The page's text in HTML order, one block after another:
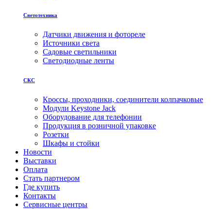
Светотехника
Датчики движения и фотореле
Источники света
Садовые светильники
Светодиодные ленты
СКС
Кроссы, проходники, соединители колпачковые
Модули Keystone Jack
Оборудование для телефонии
Продукция в розничной упаковке
Розетки
Шкафы и стойки
Новости
Выставки
Оплата
Стать партнером
Где купить
Контакты
Сервисные центры